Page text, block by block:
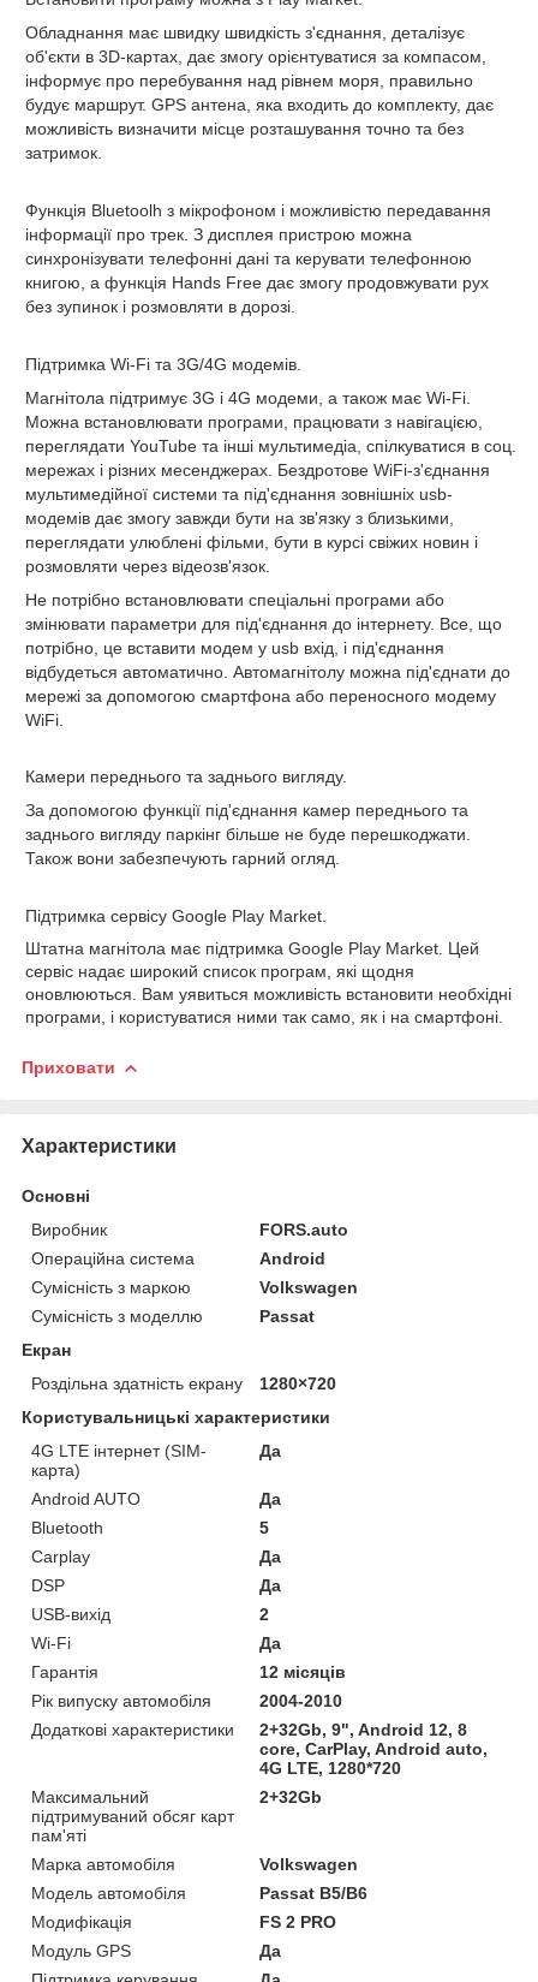
Обладнання має швидку швидкість з'єднання, деталізує
об'єкти в 3D-картах, дає змогу орієнтуватися за компасом,
інформує про перебування над рівнем моря, правильно
будує маршрут. GPS антена, яка входить до комплекту, дає
можливість визначити місце розташування точно та без
затримок.
Функція Bluetoolh з мікрофоном і можливістю передавання
інформації про трек. З дисплея пристрою можна
синхронізувати телефонні дані та керувати телефонною
книгою, а функція Hands Free дає змогу продовжувати рух
без зупинок і розмовляти в дорозі.
Підтримка Wi-Fi та 3G/4G модемів.
Магнітола підтримує 3G і 4G модеми, а також має Wi-Fi.
Можна встановлювати програми, працювати з навігацією,
переглядати YouTube та інші мультимедіа, спілкуватися в соц.
мережах і різних месенджерах. Бездротове WiFi-з'єднання
мультимедійної системи та під'єднання зовнішніх usb-
модемів дає змогу завжди бути на зв'язку з близькими,
переглядати улюблені фільми, бути в курсі свіжих новин і
розмовляти через відеозв'язок.
Не потрібно встановлювати спеціальні програми або
змінювати параметри для під'єднання до інтернету. Все, що
потрібно, це вставити модем у usb вхід, і під'єднання
відбудеться автоматично. Автомагнітолу можна під'єднати до
мережі за допомогою смартфона або переносного модему
WiFi.
Камери переднього та заднього вигляду.
За допомогою функції під'єднання камер переднього та
заднього вигляду паркінг більше не буде перешкоджати.
Також вони забезпечують гарний огляд.
Підтримка сервісу Google Play Market.
Штатна магнітола має підтримка Google Play Market. Цей
сервіс надає широкий список програм, які щодня
оновлюються. Вам уявиться можливість встановити необхідні
програми, і користуватися ними так само, як і на смартфоні.
Приховати
Характеристики
Основні
Виробник
FORS.auto
Операційна система
Android
Сумісність з маркою
Volkswagen
Сумісність з моделлю
Passat
Екран
Роздільна здатність екрану
1280×720
Користувальницькі характеристики
4G LTE інтернет (SIM-
карта)
Да
Android AUTO
Да
Bluetooth
5
Carplay
Да
DSP
Да
USB-вихід
2
Wi-Fi
Да
Гарантія
12 місяців
Рік випуску автомобіля
2004-2010
Додаткові характеристики
2+32Gb, 9", Android 12, 8
core, CarPlay, Android auto,
4G LTE, 1280*720
Максимальний
підтримуваний обсяг карт
пам'яті
2+32Gb
Марка автомобіля
Volkswagen
Модель автомобіля
Passat B5/B6
Модифікація
FS 2 PRO
Модуль GPS
Да